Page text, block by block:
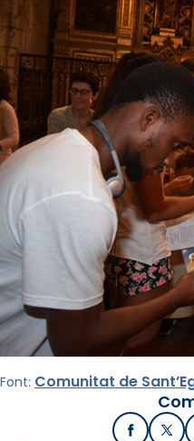
Font: Comunitat de
Facebook
X /